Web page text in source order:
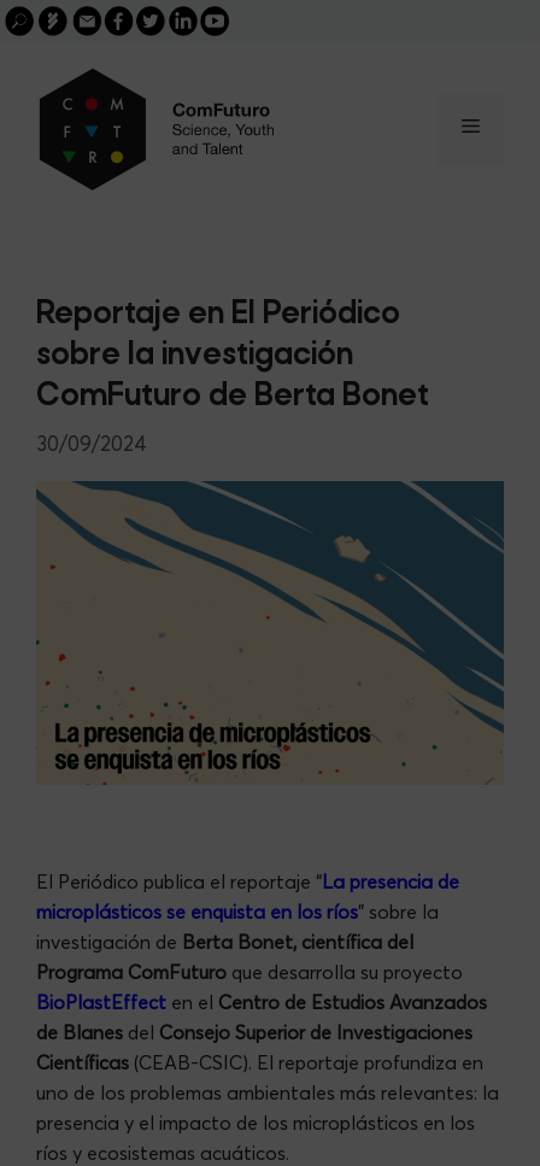
Skip
to
content
buscar
Search
for:
FGCSICEmailfacebook
twitterlinkedinyoutube
Menu
Reportaje en El Periódico
sobre la investigación
ComFuturo de Berta Bonet
30/09/2024
El Periódico publica el reportaje “La presencia de
microplásticos se enquista en los ríos” sobre la
investigación de Berta Bonet, científica del
Programa ComFuturo que desarrolla su proyecto
BioPlastEffect en el Centro de Estudios Avanzados
de Blanes del Consejo Superior de Investigaciones
Científicas (CEAB-CSIC). El reportaje profundiza en
uno de los problemas ambientales más relevantes: la
presencia y el impacto de los microplásticos en los
ríos y ecosistemas acuáticos.